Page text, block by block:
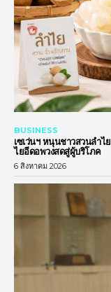
BUSINESS
เซเว่นฯ หนุนชาวสวนลำ
ไยอีดอพวงสดสู่ผู้บริโภค
6 สิงหาคม 2026